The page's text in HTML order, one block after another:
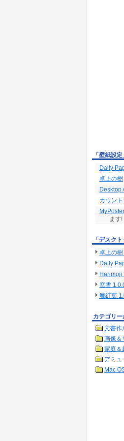
「壁紙設
Daily
卓上の樹
Desktop
カウン
ます!
「デスク
卓上の
Daily
Harimoji
窓雪
舞紅葉
カテゴリ
文書作
画像＆
家庭＆
アミュ
Mac